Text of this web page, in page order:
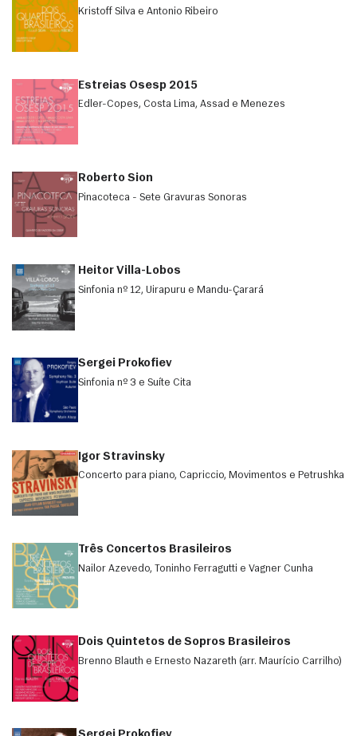
Kristoff Silva e Antonio Ribeiro
Estreias Osesp 2015
Edler-Copes, Costa Lima, Assad e Menezes
Roberto Sion
Pinacoteca - Sete Gravuras Sonoras
Heitor Villa-Lobos
Sinfonia nº 12, Uirapuru e Mandu-Çarará
Sergei Prokofiev
Sinfonia nº 3 e Suíte Cita
Igor Stravinsky
Concerto para piano, Capriccio, Movimentos e Petrushka
Três Concertos Brasileiros
Nailor Azevedo, Toninho Ferragutti e Vagner Cunha
Dois Quintetos de Sopros Brasileiros
Brenno Blauth e Ernesto Nazareth (arr. Maurício Carrilho)